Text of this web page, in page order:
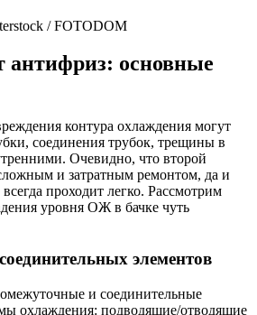
/ FOTODOM
антифриз: основные
контура охлаждения могут
соединения трубок, трещины в
Очевидно, что второй
и затратным ремонтом, да и
проходит легко. Рассмотрим
уровня ОЖ в бачке чуть
элементов
и соединительные
охлаждения: подводящие/отводящие